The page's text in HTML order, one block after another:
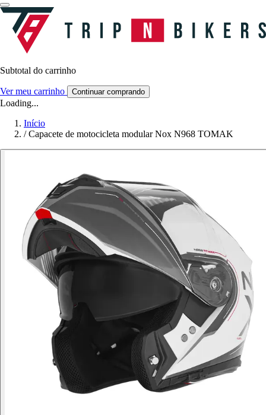
Subtotal do carrinho
Ver meu carrinho Continuar comprando
Loading...
Início
/ Capacete de motocicleta modular Nox N968 TOMAK